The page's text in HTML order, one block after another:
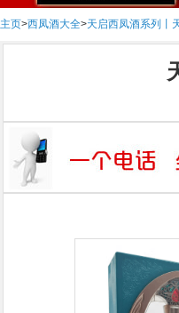
主页>西凤酒大全>天启西凤酒系列丨